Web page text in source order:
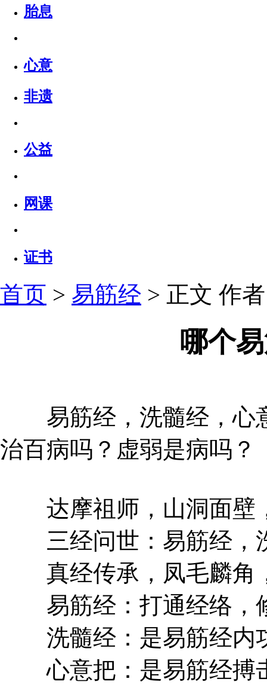
胎息
心意
非遗
公益
网课
证书
首页 > 易筋经 > 正文 作
哪个
易筋经，洗髓经，心
治百病吗？虚弱是病吗？
达摩祖师，山洞面壁
三经问世：易筋经，
真经传承，凤毛麟角
易筋经：打通经络，
洗髓经：是易筋经内
心意把：是易筋经搏